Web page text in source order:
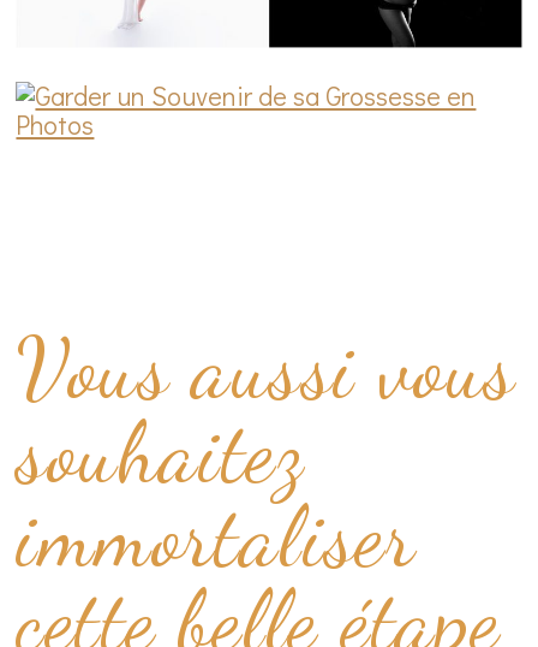
Vous aussi vous
souhaitez
immortaliser
cette belle étape